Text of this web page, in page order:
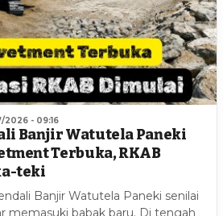
2026 - 09:16
Banjir Watutela Paneki
Terbuka, RKAB
teki
Banjir Watutela Paneki senilai
memasuki babak baru. Di tengah